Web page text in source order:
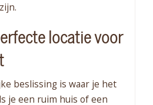
locatie voor
beslissing is waar je het
je een ruim huis of een